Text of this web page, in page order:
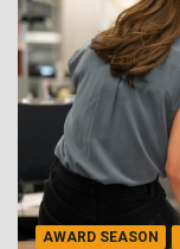
AWARD SEASON